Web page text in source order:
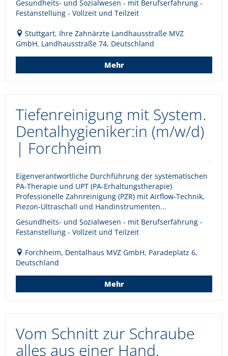
Gesundheits- und Sozialwesen - mit Berufserfahrung -
Festanstellung - Vollzeit und Teilzeit
Stuttgart, Ihre Zahnärzte Landhausstraße MVZ
GmbH, Landhausstraße 74, Deutschland
Mehr
Tiefenreinigung mit System.
Dentalhygieniker:in (m/w/d)
| Forchheim
Eigenverantwortliche Durchführung der systematischen
PA-Therapie und UPT (PA-Erhaltungstherapie)
Professionelle Zahnreinigung (PZR) mit Airflow-Technik,
Piezon-Ultraschall und Handinstrumenten...
Gesundheits- und Sozialwesen - mit Berufserfahrung -
Festanstellung - Vollzeit und Teilzeit
Forchheim, Dentalhaus MVZ GmbH, Paradeplatz 6,
Deutschland
Mehr
Vom Schnitt zur Schraube
alles aus einer Hand.